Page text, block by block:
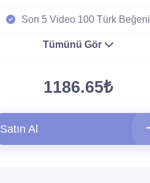
Son 5 Video 100 Türk Beğeni
Tümünü Gör
1186.65₺
Satın Al